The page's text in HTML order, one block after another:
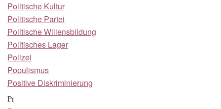
Politische Kultur
Politische Partei
Politische Willensbildung
Politisches Lager
Polizei
Populismus
Positive Diskriminierung
Pr